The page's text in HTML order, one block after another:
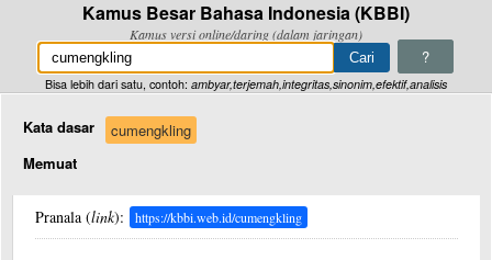
Kamus Besar Bahasa Indonesia (KBBI)
Kamus versi online/daring (dalam jaringan)
?
Bisa lebih dari satu, contoh: ambyar,terjemah,integritas,sinonim,efektif,analisis
Kata dasar
cumengkling
Memuat
Pranala (link): https://kbbi.web.id/cumengkling